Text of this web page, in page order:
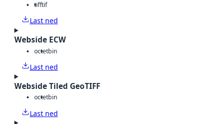
tifftif
Last ned
Webside ECW
octetbin
Last ned
Webside Tiled GeoTIFF
octetbin
Last ned